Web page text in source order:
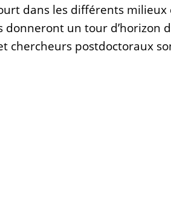
dans les différents milieux
un tour d’horizon
chercheurs postdoctoraux